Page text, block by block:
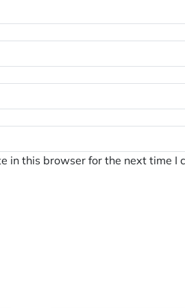
in this browser for the next time I